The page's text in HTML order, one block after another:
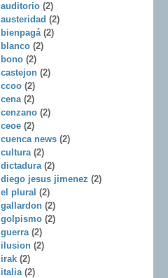
auditorio (2)
austeridad (2)
bienpagá (2)
blanco (2)
bono (2)
castejon (2)
ccoo (2)
cena (2)
cenzano (2)
ceoe (2)
cuenca news (2)
cultura (2)
dictadura (2)
diego jesus jimenez (2)
el plural (2)
gallardon (2)
golpismo (2)
guerra (2)
ilusion (2)
irak (2)
italia (2)